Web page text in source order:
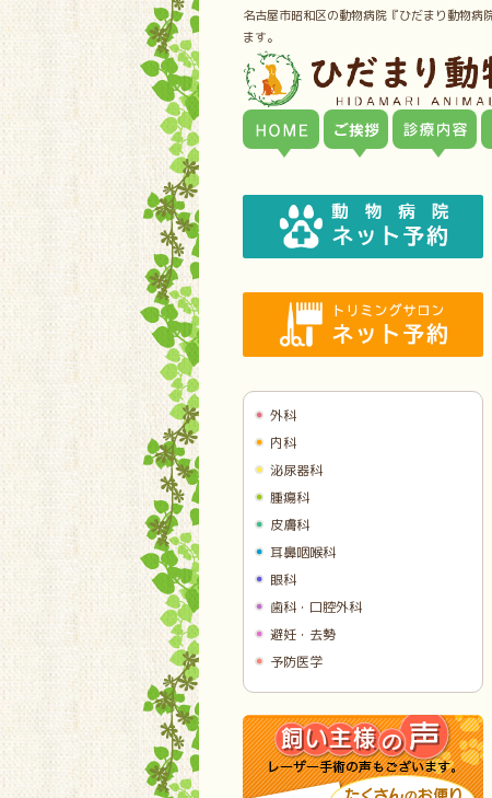
名古屋市昭和区の動物病院『ひだまり動物
ます。
外科
内科
泌尿器科
腫瘍科
皮膚科
耳鼻咽喉科
眼科
歯科・口腔外科
避妊・去勢
予防医学